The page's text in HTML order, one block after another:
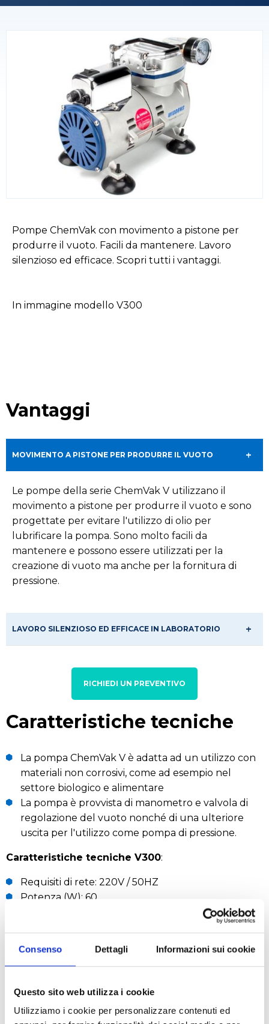
Consenso Dettagli Informazioni sui cookie
Questo sito web utilizza i cookie
Utilizziamo i cookie per personalizzare contenuti ed
Pompe ChemVak con movimento a pistone per
produrre il vuoto. Facili da mantenere. Lavoro
silenzioso ed efficace. Scopri tutti i vantaggi.
In immagine modello V300
Vantaggi
MOVIMENTO A PISTONE PER PRODURRE IL VUOTO
Le pompe della serie ChemVak V utilizzano il
movimento a pistone per produrre il vuoto e sono
progettate per evitare l'utilizzo di olio per
lubrificare la pompa. Sono molto facili da
mantenere e possono essere utilizzati per la
creazione di vuoto ma anche per la fornitura di
pressione.
LAVORO SILENZIOSO ED EFFICACE IN LABORATORIO
RICHIEDI UN PREVENTIVO
Caratteristiche tecniche
La pompa ChemVak V è adatta ad un utilizzo con
materiali non corrosivi, come ad esempio nel
settore biologico e alimentare
La pompa è provvista di manometro e valvola di
regolazione del vuoto nonché di una ulteriore
uscita per l'utilizzo come pompa di pressione.
Caratteristiche tecniche V300:
Requisiti di rete: 220V / 50HZ
Potenza (W): 60
Portata:
1000mbar: 17 L / min
880mbar: 14 L / min
750 mbar: 12 L / min